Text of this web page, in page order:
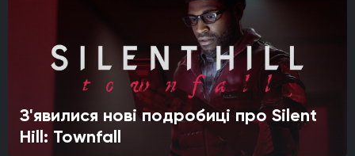
З'явилися нові подробиці про Silent
Hill: Townfall